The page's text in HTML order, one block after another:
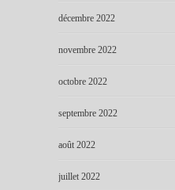
décembre 2022
novembre 2022
octobre 2022
septembre 2022
août 2022
juillet 2022